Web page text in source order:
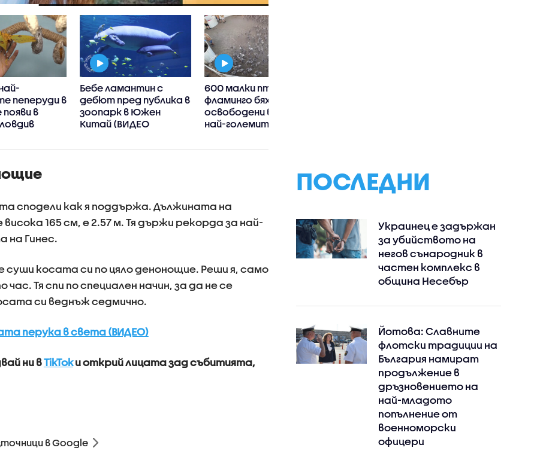
пеперуди в
в
Бебе ламантин с
дебют пред публика в
зоопарк в Южен
Китай (ВИДЕО
600 малки птици
фламинго бяха
освободени в една от
най-големите
(ВИДЕО)
сподели как я поддържа. Дължината на
165 см, е 2.57 м. Тя държи рекорда за най-
на Гинес.
суши косата си по цяло денонощие. Реши я, само
Тя спи по специален начин, за да не се
си веднъж седмично.
перука в света (ВИДЕО)
ни вTikTokи открий лицата зад събитията,
в Google
ПОСЛЕДНИ
Украинец е задържан
за убийството на
негов сънародник в
частен комплекс в
община Несебър
Йотова: Славните
флотски традиции на
България намират
продължение в
дръзновението на
най-младото
попълнение от
военноморски
офицери